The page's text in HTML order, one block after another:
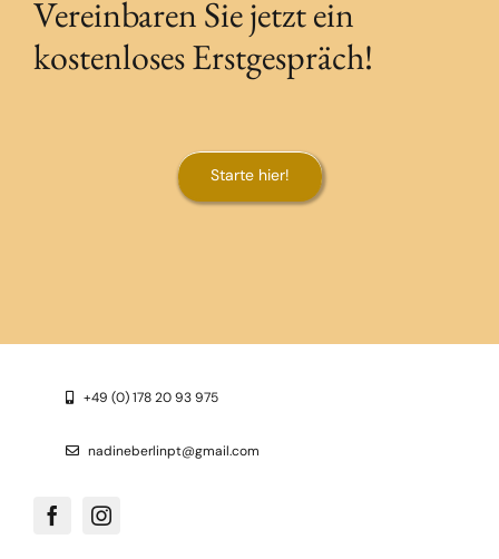
Vereinbaren Sie jetzt ein
kostenloses Erstgespräch!
Starte hier!
+49 (0) 178 20 93 975
nadineberlinpt@gmail.com